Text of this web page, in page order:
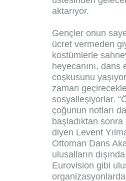
aktarıyor.
Gençler onun
ücret vermeden
kostümlerle
heyecanını, dans
coşkusunu
zaman
sosyalleşiyorlar.
çoğunun notları
başladıktan sonra
diyen Levent
Ottoman Dans
ulusalların
Eurovision gibi